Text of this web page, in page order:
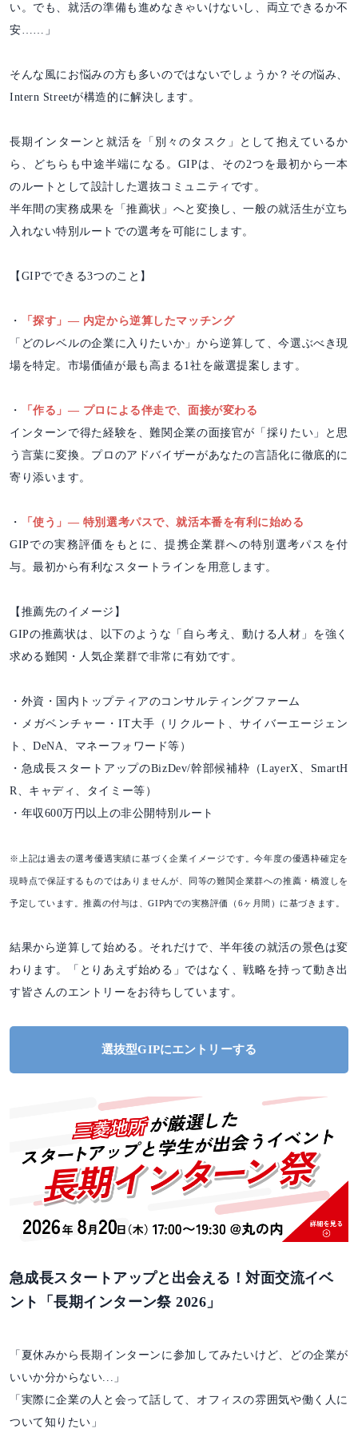
い。でも、就活の準備も進めなきゃいけないし、両立できるか不
安……」
そんな風にお悩みの方も多いのではないでしょうか？その悩み、
Intern Streetが構造的に解決します。
長期インターンと就活を「別々のタスク」として抱えているか
ら、どちらも中途半端になる。GIPは、その2つを最初から一本
のルートとして設計した選抜コミュニティです。
半年間の実務成果を「推薦状」へと変換し、一般の就活生が立ち
入れない特別ルートでの選考を可能にします。
【GIPでできる3つのこと】
・
「探す」― 内定から逆算したマッチング
「どのレベルの企業に入りたいか」から逆算して、今選ぶべき現
場を特定。市場価値が最も高まる1社を厳選提案します。
・
「作る」― プロによる伴走で、面接が変わる
インターンで得た経験を、難関企業の面接官が「採りたい」と思
う言葉に変換。プロのアドバイザーがあなたの言語化に徹底的に
寄り添います。
・
「使う」― 特別選考パスで、就活本番を有利に始める
GIPでの実務評価をもとに、提携企業群への特別選考パスを付
与。最初から有利なスタートラインを用意します。
【推薦先のイメージ】
GIPの推薦状は、以下のような「自ら考え、動ける人材」を強く
求める難関・人気企業群で非常に有効です。
・外資・国内トップティアのコンサルティングファーム
・メガベンチャー・IT大手（リクルート、サイバーエージェン
ト、DeNA、マネーフォワード等）
・急成長スタートアップのBizDev/幹部候補枠（LayerX、SmartH
R、キャディ、タイミー等）
・年収600万円以上の非公開特別ルート
※上記は過去の選考優遇実績に基づく企業イメージです。今年度の優遇枠確定を
現時点で保証するものではありませんが、同等の難関企業群への推薦・橋渡しを
予定しています。推薦の付与は、GIP内での実務評価（6ヶ月間）に基づきます。
結果から逆算して始める。それだけで、半年後の就活の景色は変
わります。「とりあえず始める」ではなく、戦略を持って動き出
す皆さんのエントリーをお待ちしています。
選抜型GIPにエントリーする
急成長スタートアップと出会える！対面交流イベ
ント「長期インターン祭 2026」
「夏休みから長期インターンに参加してみたいけど、どの企業が
いいか分からない...」
「実際に企業の人と会って話して、オフィスの雰囲気や働く人に
ついて知りたい」